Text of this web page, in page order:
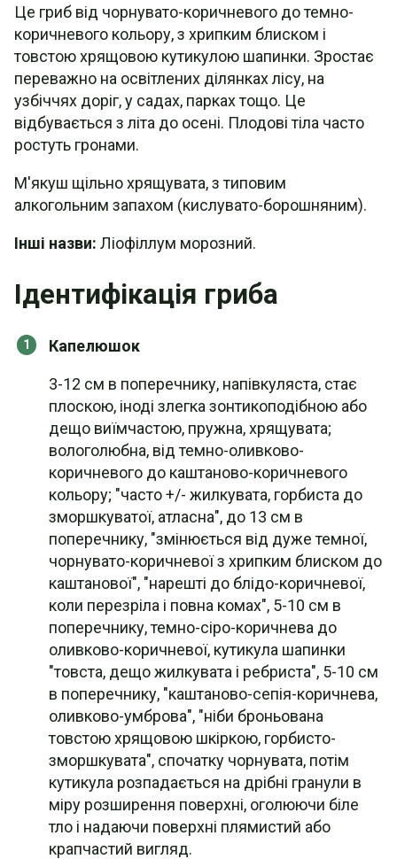
Це гриб від чорнувато-коричневого до темно-
коричневого кольору, з хрипким блиском і
товстою хрящовою кутикулою шапинки. Зростає
переважно на освітлених ділянках лісу, на
узбіччях доріг, у садах, парках тощо. Це
відбувається з літа до осені. Плодові тіла часто
ростуть гронами.
М'якуш щільно хрящувата, з типовим
алкогольним запахом (кислувато-борошняним).
Інші назви: Ліофіллум морозний.
Ідентифікація гриба
Капелюшок
3-12 см в поперечнику, напівкуляста, стає
плоскою, іноді злегка зонтикоподібною або
дещо виїмчастою, пружна, хрящувата;
вологолюбна, від темно-оливково-
коричневого до каштаново-коричневого
кольору; "часто +/- жилкувата, горбиста до
зморшкуватої, атласна", до 13 см в
поперечнику, "змінюється від дуже темної,
чорнувато-коричневої з хрипким блиском до
каштанової", "нарешті до блідо-коричневої,
коли перезріла і повна комах", 5-10 см в
поперечнику, темно-сіро-коричнева до
оливково-коричневої, кутикула шапинки
"товста, дещо жилкувата і ребриста", 5-10 см
в поперечнику, "каштаново-сепія-коричнева,
оливково-умброва", "ніби броньована
товстою хрящовою шкіркою, горбисто-
зморшкувата", спочатку чорнувата, потім
кутикула розпадається на дрібні гранули в
міру розширення поверхні, оголюючи біле
тло і надаючи поверхні плямистий або
крапчастий вигляд.